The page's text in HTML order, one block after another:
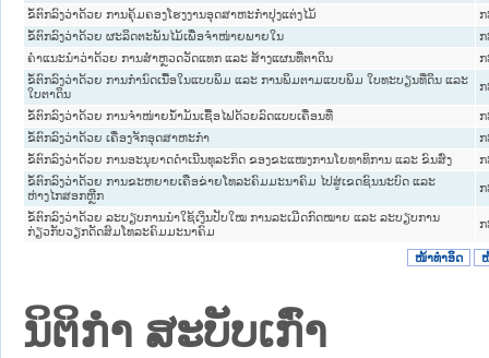
ຂໍ້ຕົກລົງວ່າດ້ວຍ ການຄຸ້ມຄອງໂຮງງານອຸດສາຫະກຳປຸງແຕ່ງໄມ້
ກ
ຂໍ້ຕົກລົງວ່າດ້ວຍ ຜະລິດຕະພັນໄມ້ເພື່ອຈຳໜ່າຍພາຍໃນ
ກ
ຄຳແນະນຳວ່າດ້ວຍ ການສຳຫຼວດວັດແທກ ແລະ ສ້າງແຜນທີ່ຕາດິນ
ກ
ຂໍ້ຕົກລົງວ່າດ້ວຍ ການກຳນົດເນື້ອໃນແບບພິມ ແລະ ການພິມຕາມແບບພິມ ໃບທະບຽນທີ່ດິນ ແລະ
ໃບຕາດິນ
ກ
ຂໍ້ຕົກລົງວ່າດ້ວຍ ການຈຳໜ່າຍນ້ຳມັນເຊື້ອໄຟດ້ວຍລົດແບບເຄື່ອນທີ່
ກ
ຂໍ້ຕົກລົງວ່າດ້ວຍ ເຄື່ອງຈັກອຸດສາຫະກຳ
ກ
ຂໍ້ຕົກລົງວ່າດ້ວຍ ການອະນຸຍາດດຳເນີນທຸລະກິດ ຂອງຂະແໜງການໂຍທາທິການ ແລະ ຂົນສົ່ງ
ກ
ຂໍ້ຕົກລົງວ່າດ້ວຍ ການຂະຫຍາຍເຄືອຂ່າຍໂທລະຄົມມະນາຄົມ ໄປສູ່ເຂດຊົນນະບົດ ແລະ
ຫ່າງໄກສອກຫຼີກ
ກ
ຂໍ້ຕົກລົງວ່າດ້ວຍ ລະບຽບການນຳໃຊ້ເງິນປັບໃໝ ການລະເມີດກົດໝາຍ ແລະ ລະບຽບການ
ກ່ຽວກັບວຽກດັດສົມໂທລະຄົມມະນາຄົມ
ກ
ໜ້າທໍາອິດ
ນິຕິກໍາ ສະບັບເກົ່າ